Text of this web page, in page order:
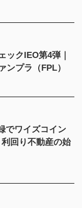
ックIEO第4弾｜
ンプラ（FPL）
でワイズコイン
回り不動産の始